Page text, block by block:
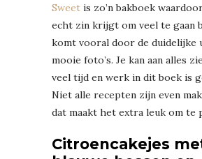
Sweet is zo’n bakboek
echt zin krijgt om veel te gaan
komt vooral door de duidelijke
mooie foto’s. Je kan aan alles
veel tijd en werk in dit boek is
Niet alle recepten zijn even
dat maakt het extra leuk om te
Citroencakejes